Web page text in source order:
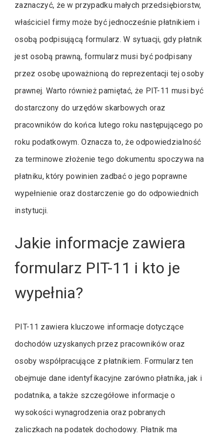
zaznaczyć, że w przypadku małych przedsiębiorstw,
właściciel firmy może być jednocześnie płatnikiem i
osobą podpisującą formularz. W sytuacji, gdy płatnik
jest osobą prawną, formularz musi być podpisany
przez osobę upoważnioną do reprezentacji tej osoby
prawnej. Warto również pamiętać, że PIT-11 musi być
dostarczony do urzędów skarbowych oraz
pracowników do końca lutego roku następującego po
roku podatkowym. Oznacza to, że odpowiedzialność
za terminowe złożenie tego dokumentu spoczywa na
płatniku, który powinien zadbać o jego poprawne
wypełnienie oraz dostarczenie go do odpowiednich
instytucji.
Jakie informacje zawiera
formularz PIT-11 i kto je
wypełnia?
PIT-11 zawiera kluczowe informacje dotyczące
dochodów uzyskanych przez pracowników oraz
osoby współpracujące z płatnikiem. Formularz ten
obejmuje dane identyfikacyjne zarówno płatnika, jak i
podatnika, a także szczegółowe informacje o
wysokości wynagrodzenia oraz pobranych
zaliczkach na podatek dochodowy. Płatnik ma